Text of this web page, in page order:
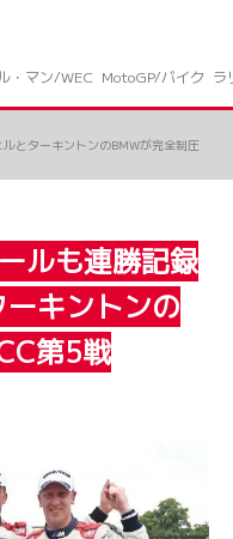
・マン/WEC MotoGP/バイク ラ
とターキントンのBMWが完全制圧
ルも連勝記録
キントンの
第5戦